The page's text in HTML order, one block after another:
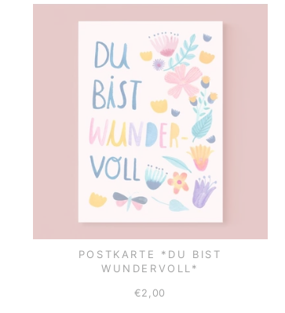
POSTKARTE *DU BIST
WUNDERVOLL*
€2,00